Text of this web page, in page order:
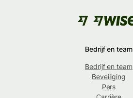
Bedrijf en team
Bedrijf en team
Beveiliging
Pers